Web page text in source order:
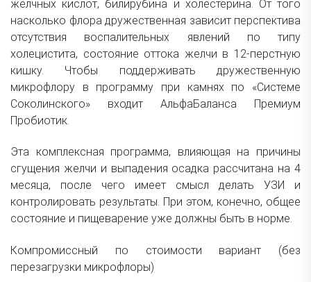
желчных кислот, билирубина и холестерина. От того
насколько флора дружественная зависит перспектива
отсутствия воспалительных явлений по типу
холецистита, состояние оттока желчи в 12-перстную
кишку. Чтобы поддерживать дружественную
микрофлору в программу при камнях по «Системе
Соколинского» входит АльфаБаланса Премиум
Пробиотик.
Эта комплексная программа, влияющая на причины
сгущения желчи и выпадения осадка рассчитана на 4
месяца, после чего имеет смысл делать УЗИ и
контролировать результаты. При этом, конечно, общее
состояние и пищеварение уже должны быть в норме.
Компромиссный по стоимости вариант (без
перезагрузки микрофлоры)